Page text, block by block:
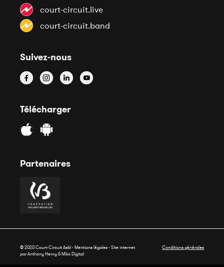
court-circuit.live
court-circuit.band
Suivez-nous
Télécharger
Partenaires
© 2020 Court-Circuit Asbl - Mentions légales - Site internet
par Anthony Henry &Miko Digital
Conditions générales